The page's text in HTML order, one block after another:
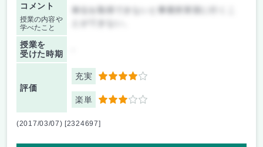
コメント
授業の内容や
学べたこと
授業を
受けた時期
評価
充実 4
楽単 3
(2017/03/07) [2324697]